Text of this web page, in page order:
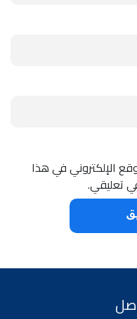
الإلكتروني في هذا
تعليقي.